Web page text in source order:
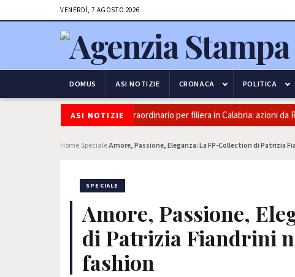
VENERDÌ, 7 AGOSTO 2026
DOMUS ASI NOTIZIE CRONACA POLITICA
ASI NOTIZIE
Olio, Confeuro-Asu: “Piano straordinario per filiera in Calabria: azioni da
Home Speciale›Amore, Passione, Eleganza: La FP-Collection di Patrizia
SPECIALE
Amore, Passione,
di Patrizia Fiandrini
fashion